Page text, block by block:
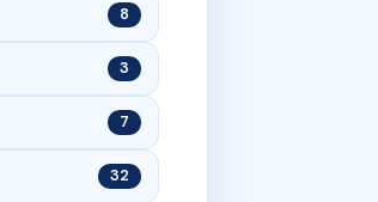
8
3
7
32